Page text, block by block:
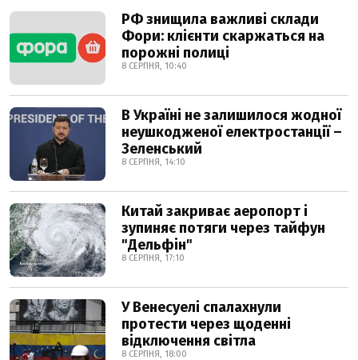
РФ знищила важливі склади
Фори: клієнти скаржаться на
порожні полиці
8 СЕРПНЯ, 10:40
В Україні не залишилося жодної
неушкодженої електростанції –
Зеленський
8 СЕРПНЯ, 14:10
Китай закриває аеропорт і
зупиняє потяги через тайфун
"Дельфін"
8 СЕРПНЯ, 17:10
У Венесуелі спалахнули
протести через щоденні
відключення світла
8 СЕРПНЯ, 18:00